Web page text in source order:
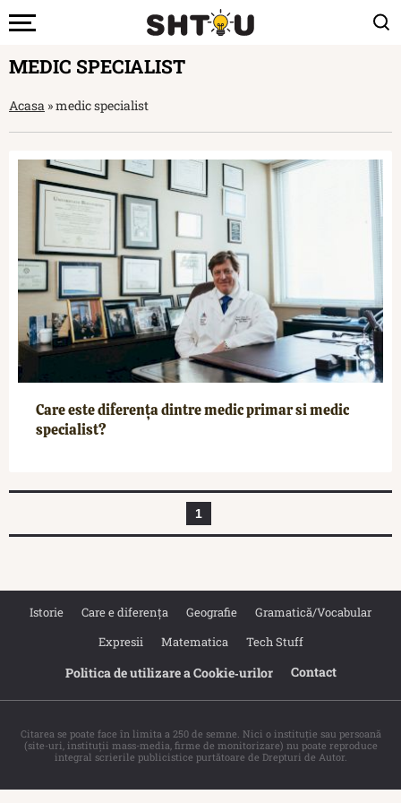
MEDIC SPECIALIST
Acasa »medic specialist
Care este diferența dintre medic primar si medic
specialist?
1
Istorie Care e diferența Geografie
Gramatică/Vocabular
Expresii
Matematica Tech Stuff
Politica de utilizare a Cookie‐urilor Contact
Citarea se poate face în limita a 250 de semne. Nici o instituţie sau persoană
(site-uri, instituţii mass-media, firme de monitorizare) nu poate reproduce
integral scrierile publicistice purtătoare de Drepturi de Autor.